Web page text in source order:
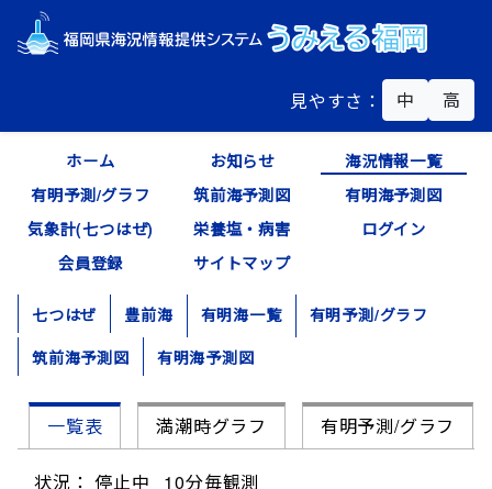
見やすさ： 中 高
ホーム お知らせ
海況情報一覧
有明予測/グラフ
筑前海予測図
有明海予測図
気象計(七つはぜ)
栄養塩・病害
ログイン
会員登録
サイトマップ
七つはぜ 豊前海 有明海一覧
有明予測/グラフ
筑前海予測図
有明海予測図
一覧表 満潮時グラフ 有明予測/グラフ
状況： 停止中
10分毎観測